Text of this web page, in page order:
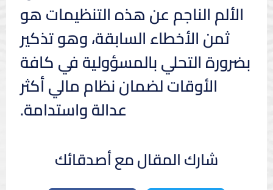
الألم الناجم عن هذه التنظيمات هو
ثمن الأخطاء السابقة، وهو تذكير
بضرورة التحلي بالمسؤولية في كافة
الأوقات لضمان نظام مالي أكثر
عدالة واستدامة.
شارك المقال مع أصدقائك